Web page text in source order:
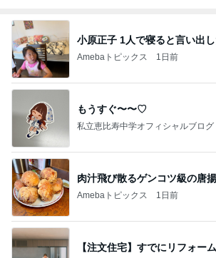
小原正子 1人で寝ると言い出
Amebaトピックス 1日前
もうすぐ〜〜♡
私立恵比寿中学オフィシャルブロ
肉汁飛び散るゲンコツ級の唐
Amebaトピックス 1日前
【注文住宅】すでにリフォー